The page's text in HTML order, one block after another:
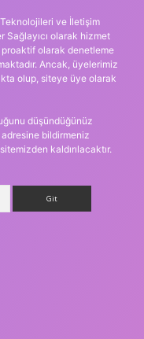
ve İletişim
Sağlayıcı olarak hizmet
olarak denetleme
Ancak, üyelerimiz
olup, siteye üye olarak
düşündüğünüz
adresine bildirmeniz
kaldırılacaktır.